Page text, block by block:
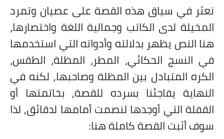
نعثر في سياق هذه القصة على عصيان وتمرد
المخيلة لدى الكاتب وجمالية اللغة واختصارها،
هنا النص يظهر بدلالته وأدواته التي استخدمها
في النسج الحكائي، المطر، المظلة، الطقس،
الكره المتبادل بين المظلة وصاحبها, لكنه في
النهاية يفاجئنا بسرده للقصة, بخاتمتها أو
القفلة التي أوجدها لنصمت أمامها لدقائق, لذا
سوف أثبت القصة كاملة هنا: